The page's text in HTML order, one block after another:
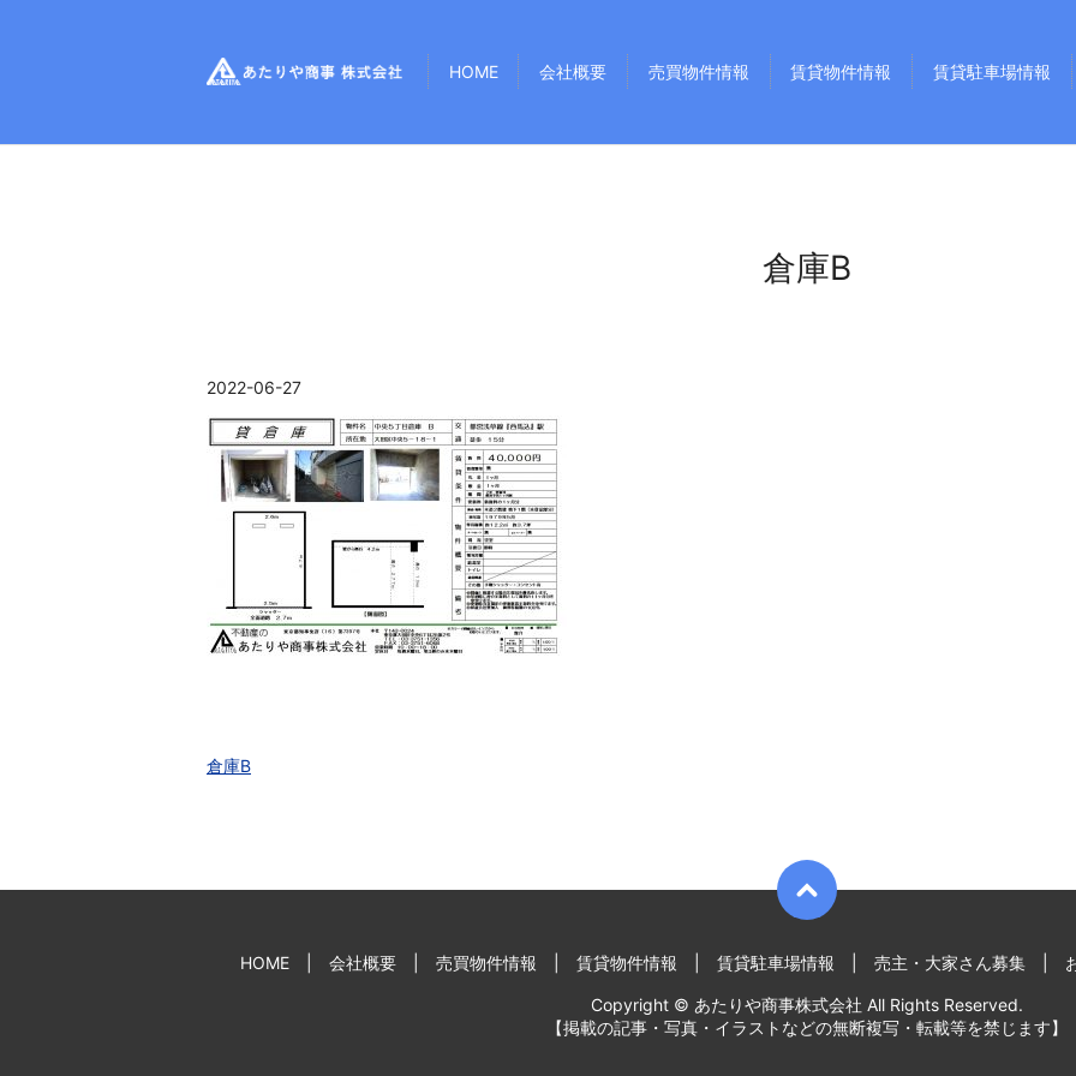
HOME 会社概要 売買物件情報 賃貸物件情報 賃貸駐車場情報
倉庫B
2022-06-27
倉庫B
HOME 会社概要 売買物件情報 賃貸物件情報 賃貸駐車場情報 売主・大家さん募集
Copyright © あたりや商事株式会社 All Rights Reserved.
【掲載の記事・写真・イラストなどの無断複写・転載等を禁じます】